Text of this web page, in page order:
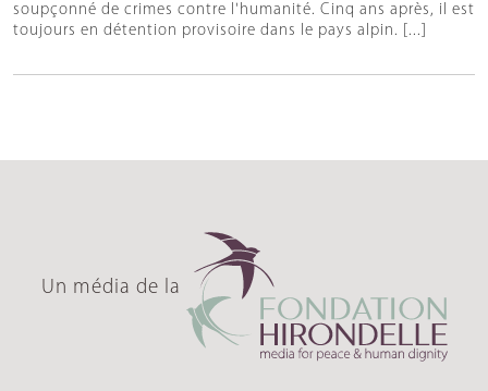
soupçonné de crimes contre l'humanité. Cinq ans après, il est
toujours en détention provisoire dans le pays alpin. [...]
Un média de la